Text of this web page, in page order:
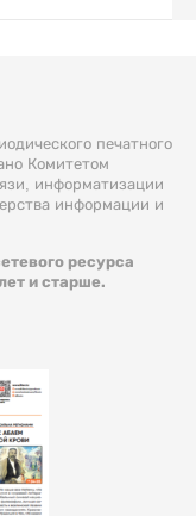
печатного
Комитетом
информатизации
информации и
ресурса
и старше.